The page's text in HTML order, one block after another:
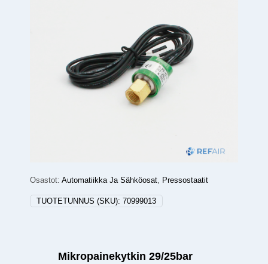
Osastot: Automatiikka Ja Sähköosat, Pressostaatit
TUOTETUNNUS (SKU): 70999013
Mikropainekytkin 29/25bar